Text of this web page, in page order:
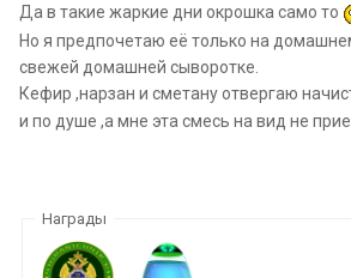
Да в такие жаркие дни окрошка само то
Но я предпочетаю её только на
свежей домашней сыворотке.
Кефир ,нарзан и сметану отвергаю
и по душе ,а мне эта смесь на вид не
Награды